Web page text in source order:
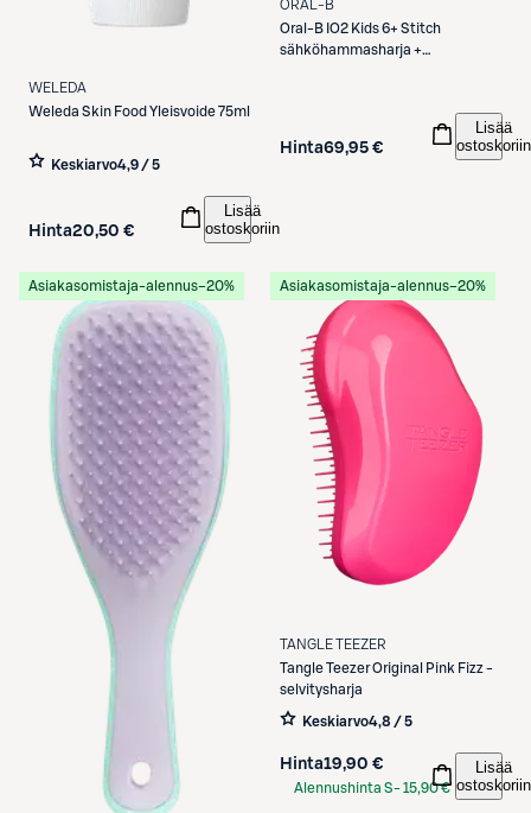
WELEDA
Weleda Skin Food Yleisvoide 75ml
Keskiarvo4,9 / 5
Hinta20,50 €
Lisää
ostoskoriin
ORAL-B
Oral-B IO2 Kids 6+ Stitch
sähköhammasharja +
Hinta69,95 €
Lisää
ostoskoriin
Asiakasomistaja-alennus−20% Asiakasomistaja-alennus−20%
TANGLE TEEZER
Tangle TeezerOriginal Pink Fizz -
selvitysharja
Keskiarvo4,8 / 5
Hinta19,90 €
Alennushinta S-15,90 €
Lisää
ostoskoriin